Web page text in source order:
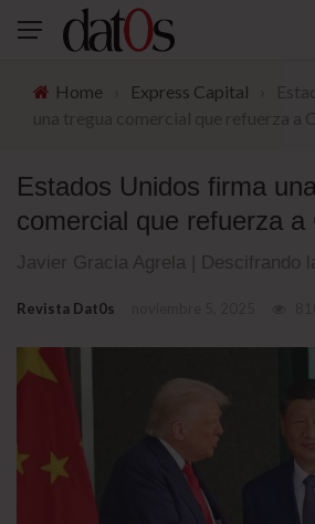
Home Express Capital
Estados Unidos firma
comercial que refuerza a
Javier Gracia Agrela | Descifrando
Revista Dat0s